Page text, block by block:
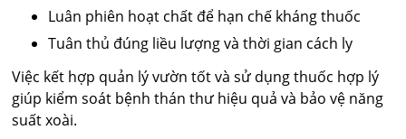
Luân phiên hoạt chất để hạn chế kháng thuốc
Tuân thủ đúng liều lượng và thời gian cách ly
Việc kết hợp quản lý vườn tốt và sử dụng thuốc hợp lý
giúp kiểm soát bệnh thán thư hiệu quả và bảo vệ năng
suất xoài.